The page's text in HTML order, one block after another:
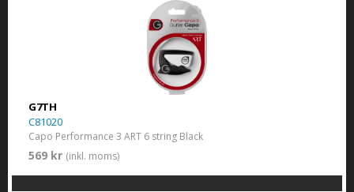
G7TH
C81020
Capo Performance 3 ART 6 string Black
569 kr (inkl. moms)